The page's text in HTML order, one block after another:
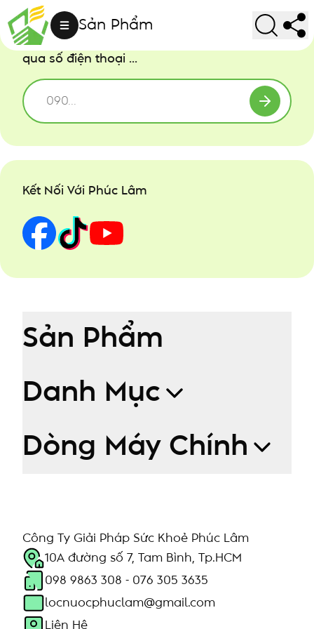
Sản Phẩm
Hãy để Phúc Lâm tư vấn trực tiếp cho bạn
qua số điện thoại ...
Kết Nối Với Phúc Lâm
Sản Phẩm
Danh Mục
Dòng Máy Chính
Công Ty Giải Pháp Sức Khoẻ Phúc Lâm
10A đường số 7, Tam Bình, Tp.HCM
098 9863 308 - 076 305 3635
locnuocphuclam@gmail.com
Liên Hệ